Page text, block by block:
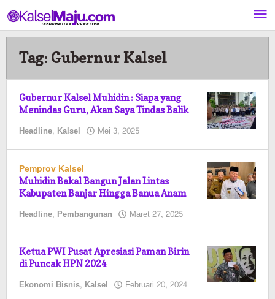
ke
konten
Tag: Gubernur Kalsel
Gubernur Kalsel Muhidin : Siapa yang
Menindas Guru, Akan Saya Tindas Balik
Headline, Kalsel Mei 3, 2025
Pemprov Kalsel
Muhidin Bakal Bangun Jalan Lintas
Kabupaten Banjar Hingga Banua Anam
Headline, Pembangunan Maret 27, 2025
Ketua PWI Pusat Apresiasi Paman Birin
di Puncak HPN 2024
Ekonomi Bisnis, Kalsel Februari 20, 2024 oleh